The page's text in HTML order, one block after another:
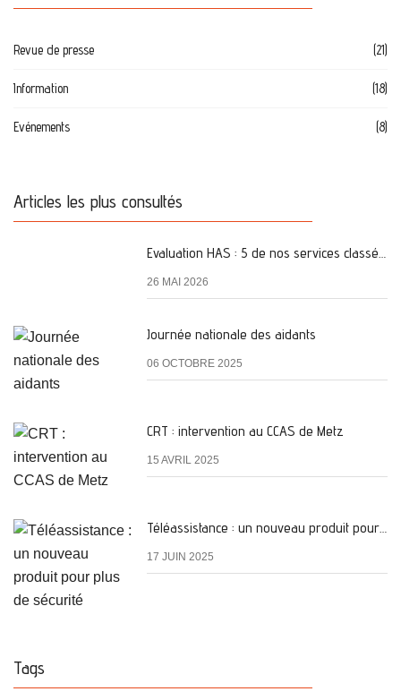
Revue de presse (21)
Information (18)
Evénements (8)
Articles les plus consultés
26 MAI 2026
Journée nationale des aidants
06 OCTOBRE 2025
CRT : intervention au CCAS de Metz
15 AVRIL 2025
17 JUIN 2025
Tags